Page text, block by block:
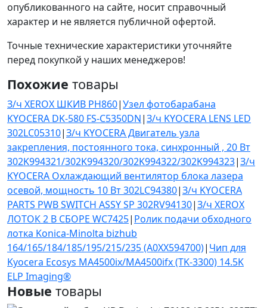
опубликованного на сайте, носит справочный
характер и не является публичной офертой.
Точные технические характеристики уточняйте
перед покупкой у наших менеджеров!
Похожие товары
З/ч XEROX ШКИВ PH860|Узел фотобарабана
KYOCERA DK-580 FS-C5350DN|З/ч KYOCERA LENS LED
302LC05310|З/ч KYOCERA Двигатель узла
закрепления, постоянного тока, синхронный , 20 Вт
302K994321/302K994320/302K994322/302K994323|З/ч
KYOCERA Охлаждающий вентилятор блока лазера
осевой, мощность 10 Вт 302LC94380|З/ч KYOCERA
PARTS PWB SWITCH ASSY SP 302RV94130|З/ч XEROX
ЛОТОК 2 В СБОРЕ WC7425| Ролик подачи обходного
лотка Konica-Minolta bizhub
164/165/184/185/195/215/235 (A0XX594700)| Чип для
Kyocera Ecosys MA4500ix/MA4500ifx (TK-3300) 14.5K
ELP Imaging®
Новые товары